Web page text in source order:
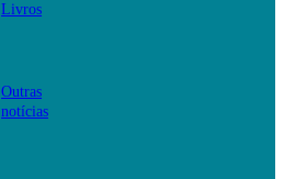
Livros
Outras
notícias